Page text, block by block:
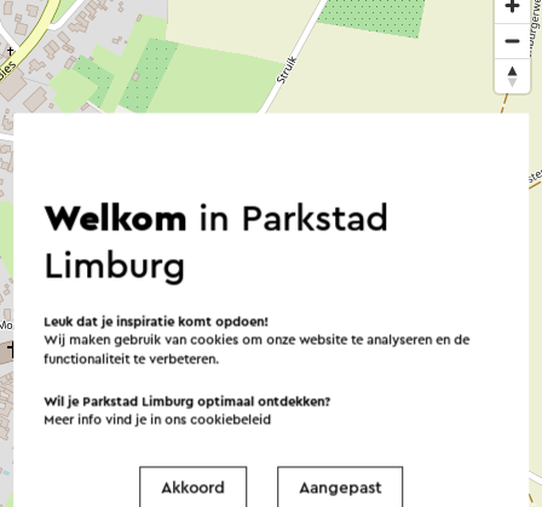
Welkom in Parkstad
Limburg
Leuk dat je inspiratie komt opdoen!
Wij maken gebruik van cookies om onze website te analyseren en de
functionaliteit te verbeteren.
Wil je Parkstad Limburg optimaal ontdekken?
Meer info vind je in onscookiebeleid
Akkoord Aangepast